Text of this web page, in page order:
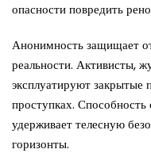
опасности повредить
Анонимность защищает
реальности. Активисты,
эксплуатируют закрытые
проступках. Способность
удерживает телесную
горизонты.